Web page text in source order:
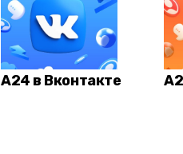
А24 в Вконтакте